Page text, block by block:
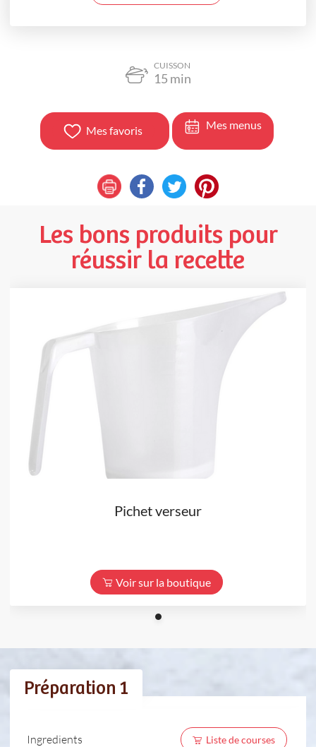
CUISSON
15 min
Mes favoris Mes menus
Les bons produits pour
réussir la recette
Pichet verseur
Voir sur la boutique
Préparation 1
Ingredients Liste de courses